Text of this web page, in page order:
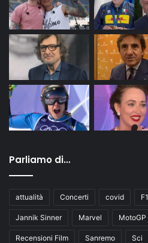
Parliamo di…
attualità Concerti covid F1
Jannik Sinner Marvel MotoGP
Recensioni Film Sanremo Sci